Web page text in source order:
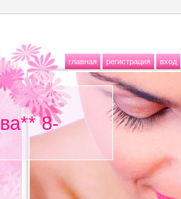
главная регистрация вход
8-